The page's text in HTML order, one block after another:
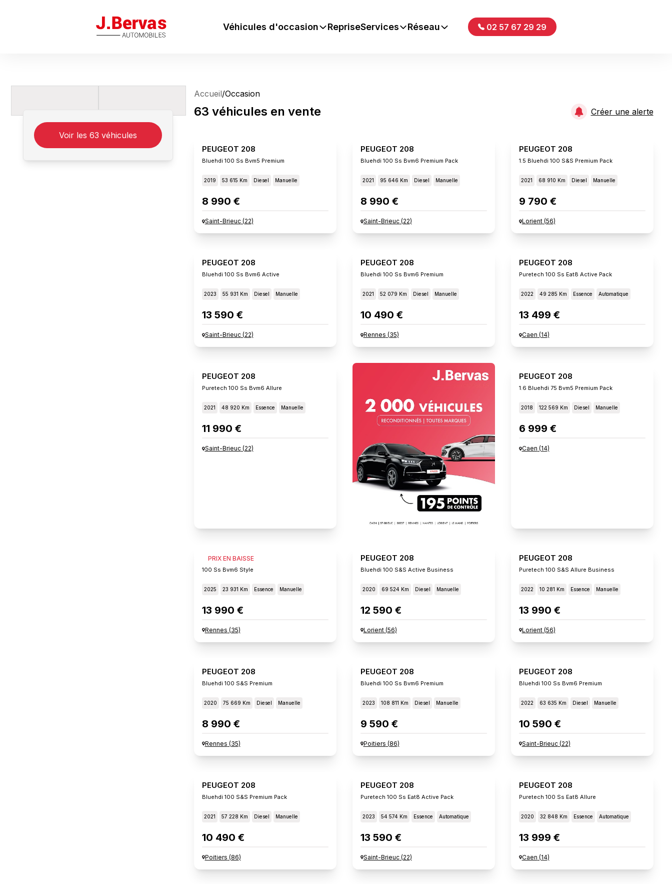
J.Bervas Véhicules d'occasion RepriseServices Réseau 02 57 67 29 29
Voir les 63 véhicules
Accueil/Occasion
63 véhicules en vente Créer une alerte
PEUGEOT 208
Bluehdi 100 Ss Bvm5 Premium
2019 53 615 Km Diesel Manuelle
8 990 €
Saint-Brieuc(22)
PEUGEOT 208
Bluehdi 100 Ss Bvm6 Premium Pack
2021 95 646 Km Diesel Manuelle
8 990 €
Saint-Brieuc(22)
PEUGEOT 208
1.5 Bluehdi 100 S&s Premium Pack
2021 68 910 Km Diesel Manuelle
9 790 €
Lorient(56)
PEUGEOT 208
Bluehdi 100 Ss Bvm6 Active
2023 55 931 Km Diesel Manuelle
13 590 €
Saint-Brieuc(22)
PEUGEOT 208
Bluehdi 100 Ss Bvm6 Premium
2021 52 079 Km Diesel Manuelle
10 490 €
Rennes (35)
PEUGEOT 208
Puretech 100 Ss Eat8 Active Pack
2022 49 285 Km Essence Automatique
13 499 €
Caen (14)
PEUGEOT 208
Puretech 100 Ss Bvm6 Allure
2021 48 920 Km Essence Manuelle
11 990 €
Saint-Brieuc(22)
PEUGEOT 208
1.6 Bluehdi 75 Bvm5 Premium Pack
2018 122 569 Km Diesel Manuelle
6 999 €
Caen (14)
PRIX EN BAISSE
PEUGEOT 208
100 Ss Bvm6 Style
2025 23 931 Km Essence Manuelle
13 990 €
Rennes (35)
PEUGEOT 208
Bluehdi 100 S&s Active Business
2020 69 524 Km Diesel Manuelle
12 590 €
Lorient(56)
PEUGEOT 208
Puretech 100 S&s Allure Business
2022 10 281 Km Essence Manuelle
13 990 €
Lorient(56)
PEUGEOT 208
Bluehdi 100 S&s Premium
2020 75 669 Km Diesel Manuelle
8 990 €
Rennes (35)
PEUGEOT 208
Bluehdi 100 Ss Bvm6 Premium
2023 108 811 Km Diesel Manuelle
9 590 €
Poitiers (86)
PEUGEOT 208
Bluehdi 100 Ss Bvm6 Premium
2022 63 635 Km Diesel Manuelle
10 590 €
Saint-Brieuc(22)
PEUGEOT 208
Bluehdi 100 S&s Premium Pack
2021 57 228 Km Diesel Manuelle
10 490 €
Poitiers (86)
PEUGEOT 208
Puretech 100 Ss Eat8 Active Pack
2023 54 574 Km Essence Automatique
13 590 €
Saint-Brieuc(22)
PEUGEOT 208
Puretech 100 Ss Eat8 Allure
2020 32 848 Km Essence Automatique
13 999 €
Caen (14)